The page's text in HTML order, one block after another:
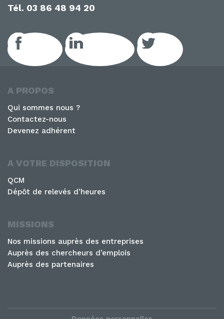
Tél. 03 86 48 94 20
Facebook LinkedIn GEIQ Twitter
A PROPOS
Qui sommes nous ?
Contactez-nous
Devenez adhérent
A VOTRE DISPOSITION
QCM
Dépôt de relevés d’heures
MISSIONS
Nos missions auprès des entreprises
Auprès des chercheurs d’emplois
Auprès des partenaires